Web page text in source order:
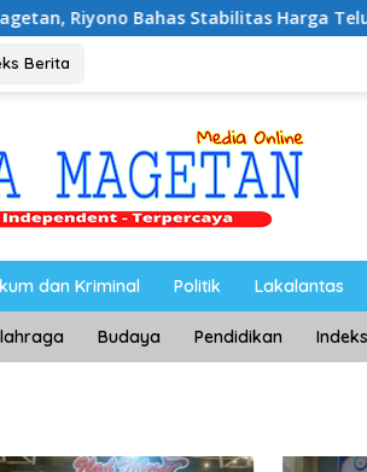
Stabilitas Harga Telur dan Populasi
Berita
dan Kriminal Politik Lakalantas
Budaya Pendidikan Indeks